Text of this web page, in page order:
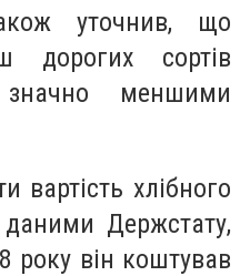
уточнив, що
дорогих сортів
значно меншими
вартість хлібного
Держстату,
року він коштував